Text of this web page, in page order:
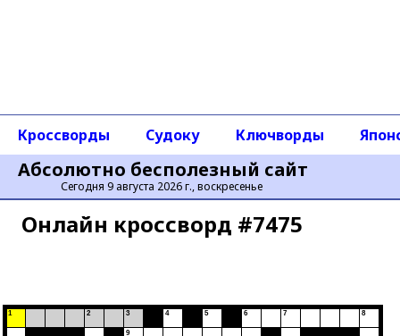
Абсолютно бесполезный сайт
Сегодня 9 августа 2026 г., воскресенье
Кроссворды Судоку Ключворды
Онлайн кроссворд #7475
1 2 3
9
4 5 6 7 8